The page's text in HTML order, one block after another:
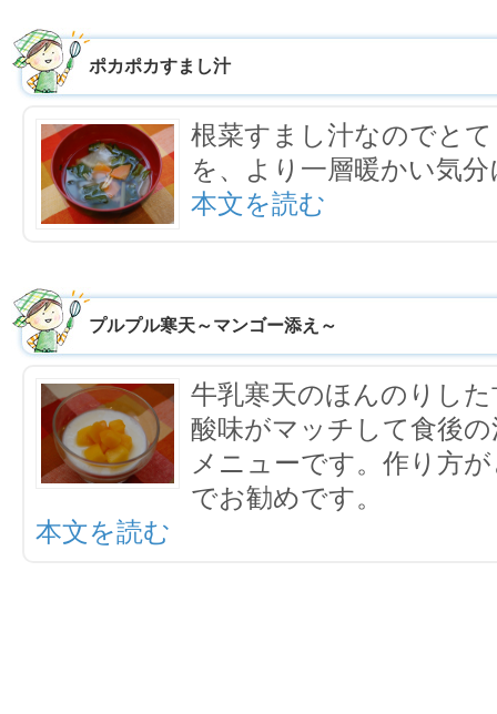
ポカポカすまし汁
根菜すまし汁なのでと
を、より一層暖かい気
本文を読む
プルプル寒天～マンゴー添え～
牛乳寒天のほんのりし
酸味がマッチして食後
メニューです。作り方
でお勧めです。
本文を読む